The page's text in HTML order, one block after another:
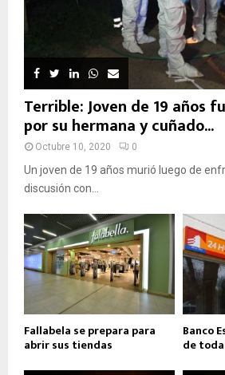
Terrible: Joven de 19 años
por su hermana y cuñado...
Octubre 10, 2020 0
Un joven de 19 años murió luego de
discusión con...
Fallabela se prepara para
abrir sus tiendas
Banco
de